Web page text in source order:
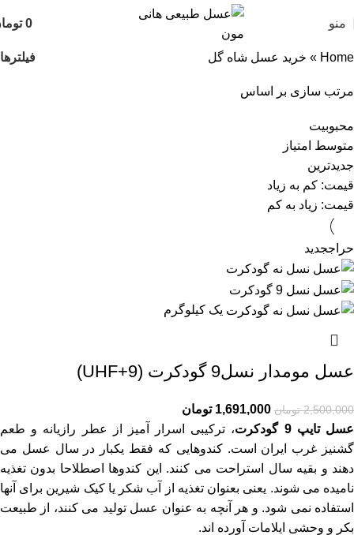
منو 0
Home
» خرید عسل شاه گل فیلترها
مرتب سازی بر اساس
محبوبیت
متوسط امتیاز
جدیدترین
قیمت: کم به زیاد
قیمت: زیاد به کم
حراججدید
یک کیلوگرم
عسل مومدار نسل9 گودکرت (UHF+9)
2,500,000 تومان 1,691,000 تومان
عسل تایپ 9 گودکرت
، ترکیبی اسرار آمیز از عطر رازیانه و طعم
گشنیز غرب ایران است. کندوهایی که فقط یکبار در سال عسل می
دهند و بقیه سال استراحت می کنند. این کندوها اصطلاحا بدون تغذیه
نامیده می شوند. یعنی بعنوان تغذیه از آب شکر یا کیک شیرین برای آنها
استفاده نمی شود. و هر آنچه به عنوان عسل تولید می کنند، از طبیعت
بکر و وحشی ایلامات آورده اند.